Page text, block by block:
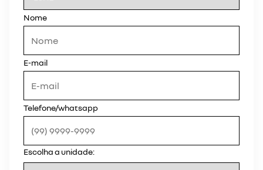
Nome
E-mail
Telefone/whatsapp
Escolha a unidade: